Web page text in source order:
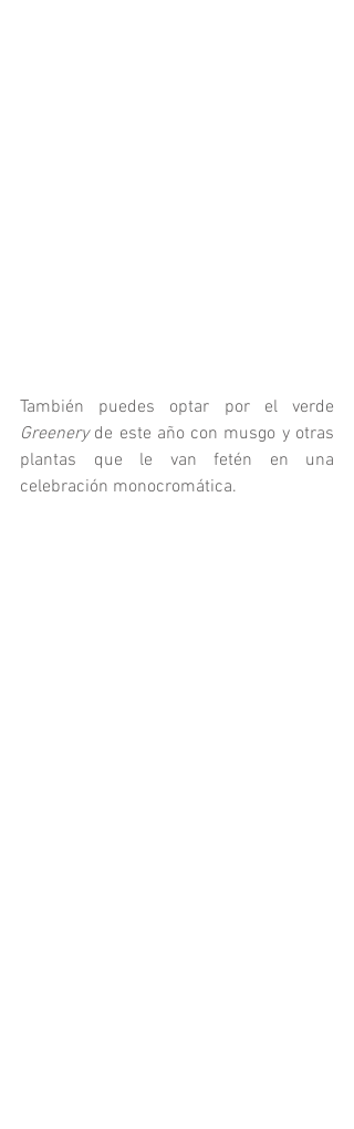
Greenery de este año con musgo y otras
plantas que le van fetén en una
celebración monocromática.